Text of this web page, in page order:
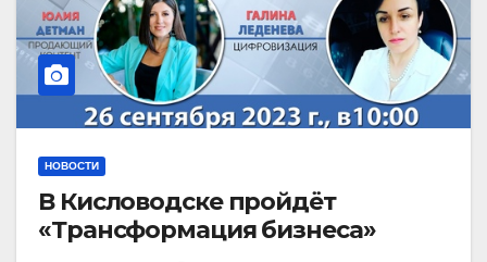
НОВОСТИ
В Кисловодске пройдёт
«Трансформация бизнеса»